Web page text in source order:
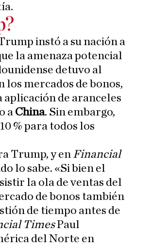
instó a su nación a
la amenaza potencial
detuvo al
mercados de bonos,
aplicación de aranceles
a China. Sin embargo,
% para todos los
Trump, y en Financial
lo sabe. «Si bien el
la ola de ventas del
de bonos también
de tiempo antes de
TimesPaul
del Norte en